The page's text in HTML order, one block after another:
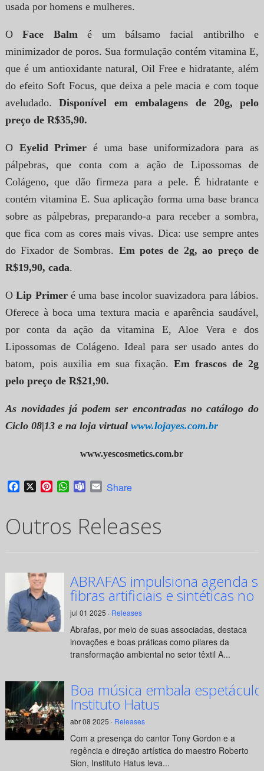
usada por homens e mulheres.
OFace Balmé um bálsamo facial antibrilho e
minimizador de poros. Sua formulação contém vitamina E,
que é um antioxidante natural, Oil Free e hidratante, além
do efeito Soft Focus, que deixa a pele macia e com toque
aveludado.Disponível em embalagens de 20g, pelo
preço de R$35,90.
O Eyelid Primer é uma base uniformizadora para as
pálpebras, que conta com a ação de Lipossomas de
Colágeno, que dão firmeza para a pele. É hidratante e
contém vitamina E. Sua aplicação forma uma base branca
sobre as pálpebras, preparando-a para receber a sombra,
que fica com as cores mais vivas. Dica: use sempre antes
do Fixador de Sombras. Em potes de 2g, ao preço de
R$19,90, cada.
OLip Primer é uma base incolor suavizadora para lábios.
Oferece à boca uma textura macia e aparência saudável,
por conta da ação da vitamina E, Aloe Vera e dos
Lipossomas de Colágeno. Ideal para ser usado antes do
batom, pois auxilia em sua fixação.Em frascos de 2g
pelo preço de R$21,90.
As novidades já podem ser encontradas no catálogo do
Ciclo 08|13 e na loja virtual www.lojayes.com.br
www.yescosmetics.com.br
Facebook
X PinterestWhatsApp
TeamsEmail
Share
Outros Releases
ABRAFAS impulsiona agenda
fibras artificiais e sintéticas no
jul 01 2025 · Releases
Abrafas, por meio de suas associadas, destaca
inovações e boas práticas como pilares da
transformação ambiental no setor têxtil A...
Boa música embala
Instituto Hatus
abr 08 2025 · Releases
Com a presença do cantor Tony Gordon e a
regência e direção artística do maestro Roberto
Sion, Instituto Hatus leva...